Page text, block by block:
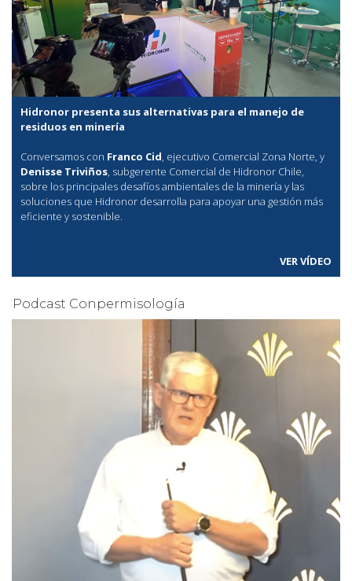
Hidronor presenta sus alternativas para el manejo de
residuos en minería
Conversamos con Franco Cid, ejecutivo Comercial Zona Norte, y
Denisse Triviños, subgerente Comercial de Hidronor Chile,
sobre los principales desafíos ambientales de la minería y las
soluciones que Hidronor desarrolla para apoyar una gestión más
eficiente y sostenible.
VER VÍDEO
Podcast Conpermisología